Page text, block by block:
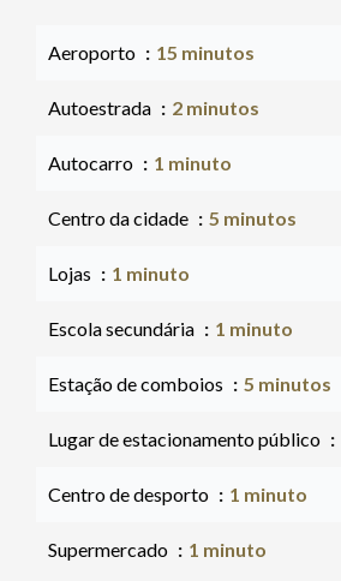
Aeroporto 15 minutos
Autoestrada 2 minutos
Autocarro 1 minuto
Centro da cidade 5 minutos
Lojas 1 minuto
Escola secundária 1 minuto
Estação de comboios 5 minutos
Lugar de estacionamento público
Centro de desporto 1 minuto
Supermercado 1 minuto